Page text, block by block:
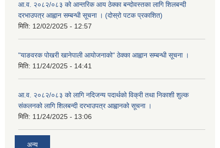
आ.व. २०८२/०८३ को आन्तरिक आय ठेक्का बन्दोवस्तका लागि शिलबन्दी
दरभाउपत्र आह्वान सम्बन्धी सूचना । (दोस्रो पटक प्रकाशित)
मिति: 12/02/2025 - 12:57
"याङवरक पोखरी खानेपाली आयोजनाको" ठेक्का आह्वान सम्बन्धी सूचना ।
मिति: 11/24/2025 - 14:41
आ.व. २०८२/०८३ को लागि नदिजन्य पदार्थको विक्री तथा निकाशी शुल्क
संकलनको लागि शिलबन्दी दरभाउपत्र आह्वानको सूचना ।
मिति: 11/24/2025 - 13:06
अन्य